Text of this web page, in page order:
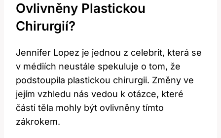
Ovlivněny Plastickou
Chirurgií?
Jennifer Lopez je jednou z celebrit, která se
v médiích neustále spekuluje o tom, že
podstoupila plastickou chirurgii. Změny ve
jejím vzhledu nás vedou k otázce, které
části těla mohly být ovlivněny tímto
zákrokem.